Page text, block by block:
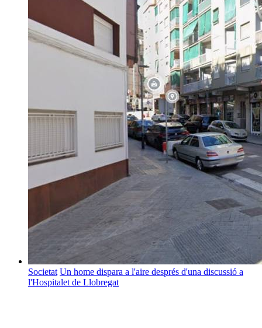
Societat Un home dispara a l'aire després d'una discussió a
l'Hospitalet de Llobregat